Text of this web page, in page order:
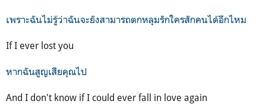
เพราะฉันไม่รู้ว่าฉันจะยังสามารถตกหลุมรักใครสักคนได้อีกไหม
If I ever lost you
หากฉันสูญเสียคุณไป
And I don't know if I could ever fall in love again